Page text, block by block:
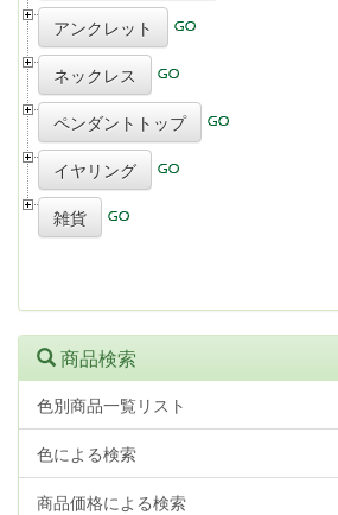
アンクレット
ネックレス
ペンダントトップ
イヤリング
雑貨
商品検索
色別商品一覧リスト
色による検索
商品価格による検索